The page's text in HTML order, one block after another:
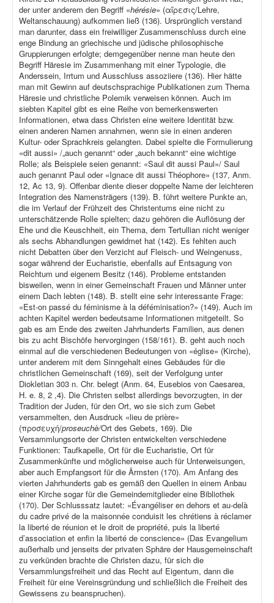
der unter anderem den Begriff «hérésie» (αἵρεσις/Lehre,
Weltanschauung) aufkommen ließ (136). Ursprünglich verstand
man darunter, dass ein freiwilliger Zusammenschluss durch eine
enge Bindung an griechische und jüdische philosophische
Gruppierungen erfolgte; demgegenüber nenne man heute den
Begriff Häresie im Zusammenhang mit einer Typologie, die
Anderssein, Irrtum und Ausschluss assoziiere (136). Hier hätte
man mit Gewinn auf deutschsprachige Publikationen zum Thema
Häresie und christliche Polemik verweisen können. Auch im
siebten Kapitel gibt es eine Reihe von bemerkenswerten
Informationen, etwa dass Christen eine weitere Identität bzw.
einen anderen Namen annahmen, wenn sie in einen anderen
Kultur- oder Sprachkreis gelangten. Dabei spielte die Formulierung
«dit aussi» /„auch genannt“ oder „auch bekannt“ eine wichtige
Rolle; als Beispiele seien genannt: «Saul dit aussi Paul»/ Saul
auch genannt Paul oder «Ignace dit aussi Théophore» (137, Anm.
12, Ac 13, 9). Offenbar diente dieser doppelte Name der leichteren
Integration des Namensträgers (139). B. führt weitere Punkte an,
die im Verlauf der Frühzeit des Christentums eine nicht zu
unterschätzende Rolle spielten; dazu gehören die Auflösung der
Ehe und die Keuschheit, ein Thema, dem Tertullian nicht weniger
als sechs Abhandlungen gewidmet hat (142). Es fehlten auch
nicht Debatten über den Verzicht auf Fleisch- und Weingenuss,
sogar während der Eucharistie, ebenfalls auf Entsagung von
Reichtum und eigenem Besitz (146). Probleme entstanden
bisweilen, wenn in einer Gemeinschaft Frauen und Männer unter
einem Dach lebten (148). B. stellt eine sehr interessante Frage:
«Est-on passé du féminisme à la déféminisation?» (149). Auch im
achten Kapitel werden bedeutsame Informationen mitgeteilt. So
gab es am Ende des zweiten Jahrhunderts Familien, aus denen
bis zu acht Bischöfe hervorgingen (158/161). B. geht auch noch
einmal auf die verschiedenen Bedeutungen von «église» (Kirche),
unter anderem mit dem Sinngehalt eines Gebäudes für die
christlichen Gemeinschaft (169), seit der Verfolgung unter
Diokletian 303 n. Chr. belegt (Anm. 64, Eusebios von Caesarea,
H. e. 8, 2 ,4). Die Christen selbst allerdings bevorzugten, in der
Tradition der Juden, für den Ort, wo sie sich zum Gebet
versammelten, den Ausdruck «lieu de prière»
(προσευχή/proseuchè/Ort des Gebets, 169). Die
Versammlungsorte der Christen entwickelten verschiedene
Funktionen: Taufkapelle, Ort für die Eucharistie, Ort für
Zusammenkünfte und möglicherweise auch für Unterweisungen,
aber auch Empfangsort für die Ärmsten (170). Am Anfang des
vierten Jahrhunderts gab es gemäß den Quellen in einem Anbau
einer Kirche sogar für die Gemeindemitglieder eine Bibliothek
(170). Der Schlusssatz lautet: «Évangéliser en dehors et au-delà
du cadre privé de la maisonnée conduisit les chrétiens à réclamer
la liberté de réunion et le droit de propriété, puis la liberté
d’association et enfin la liberté de conscience» (Das Evangelium
außerhalb und jenseits der privaten Sphäre der Hausgemeinschaft
zu verkünden brachte die Christen dazu, für sich die
Versammlungsfreiheit und das Recht auf Eigentum, dann die
Freiheit für eine Vereinsgründung und schließlich die Freiheit des
Gewissens zu beanspruchen).